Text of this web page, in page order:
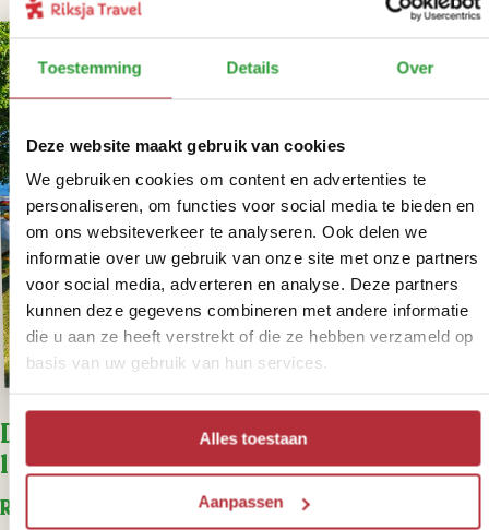
Toestemming Details Over
Deze website maakt gebruik van cookies
We gebruiken cookies om content en advertenties te
personaliseren, om functies voor social media te bieden en
om ons websiteverkeer te analyseren. Ook delen we
informatie over uw gebruik van onze site met onze partners
voor social media, adverteren en analyse. Deze partners
kunnen deze gegevens combineren met andere informatie
die u aan ze heeft verstrekt of die ze hebben verzameld op
basis van uw gebruik van hun services.
Alles toestaan
Aanpassen
Dag 11 & 12 – Chillen in een strand
lodge bij Ifaty
Reistijd: ca. 5 uur